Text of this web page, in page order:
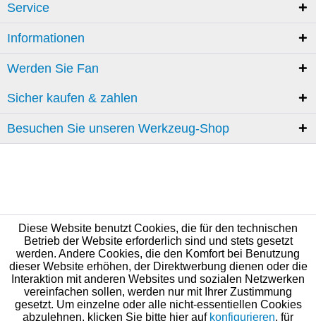
Service
Informationen
Werden Sie Fan
Sicher kaufen & zahlen
Besuchen Sie unseren Werkzeug-Shop
Diese Website benutzt Cookies, die für den technischen
Betrieb der Website erforderlich sind und stets gesetzt
werden. Andere Cookies, die den Komfort bei Benutzung
dieser Website erhöhen, der Direktwerbung dienen oder die
Interaktion mit anderen Websites und sozialen Netzwerken
vereinfachen sollen, werden nur mit Ihrer Zustimmung
gesetzt. Um einzelne oder alle nicht-essentiellen Cookies
abzulehnen, klicken Sie bitte hier auf konfigurieren, für